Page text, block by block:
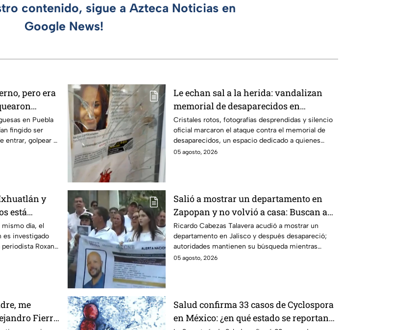
contenido, sigue a Azteca Noticias en
Google News!
pero era
en Puebla
en Puebla
fingido ser
entrar, golpear al
Le echan sal a la herida: vandalizan
memorial de desaparecidos en
Veracruz en medio de crisis
Cristales rotos, fotografías desprendidas y silencio
oficial marcaron el ataque contra el memorial de
desaparecidos, un espacio dedicado a quienes
siguen sin ser localizados.
05 agosto, 2026
y
está
la
mismo día, el
es investigado
Roxana
Salió a mostrar un departamento en
Zapopan y no volvió a casa: Buscan a
Ricardo Cabezas Talavera en Jalisco
Ricardo Cabezas Talavera acudió a mostrar un
departamento en Jalisco y después desapareció;
autoridades mantienen su búsqueda mientras
colegas refuerzan su seguridad.
05 agosto, 2026
me
Fierro
Salud confirma 33 casos de Cyclospora
en México: ¿en qué estado se reportan